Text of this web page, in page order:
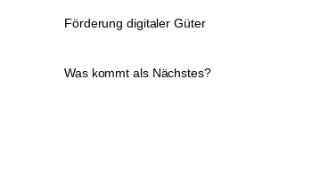
Förderung digitaler Güter
Was kommt als Nächstes?